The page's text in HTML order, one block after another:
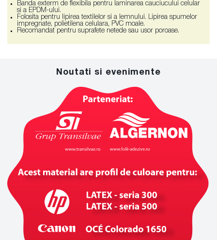
Banda exterm de flexibila pentru laminarea cauciucului celular
si a EPDM-ului.
Folosita pentru lipirea textilelor si a lemnului. Lipirea spumelor
impregnate, polietilena celulara, PVC moale.
Recomandat pentru suprafete netede sau usor poroase.
Noutati si evenimente